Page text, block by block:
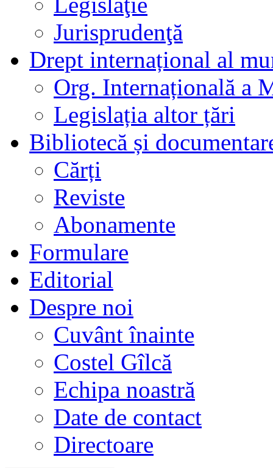
Jurisprudenţă
Drept internațional al
Org. Internațională a
Legislația altor țări
Bibliotecă și
Cărți
Reviste
Abonamente
Formulare
Editorial
Despre noi
Cuvânt înainte
Costel Gîlcă
Echipa noastră
Date de contact
Directoare